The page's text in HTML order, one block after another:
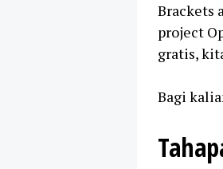
Brackets
project
gratis,
Bagi